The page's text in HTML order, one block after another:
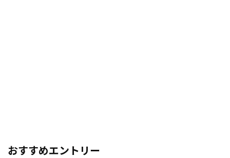
おすすめエントリー